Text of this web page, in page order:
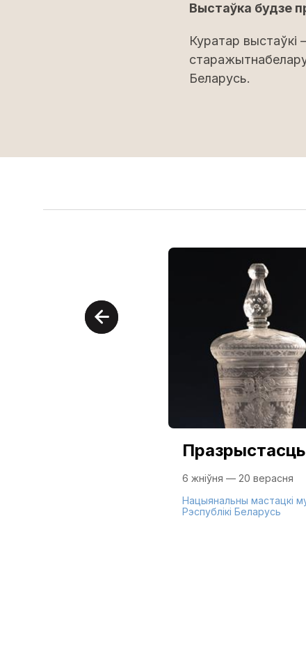
Выстаўка будзе
Куратар
Беларусь.
Празрыстасць
6 жніўня — 20 верасня
Нацыянальны мастацкі
Рэспублікі Беларусь